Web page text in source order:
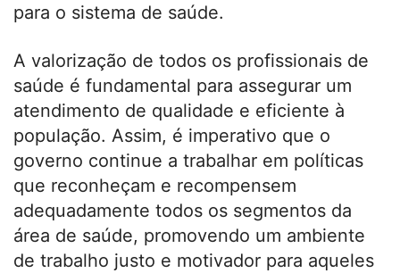
para o sistema de saúde.
A valorização de todos os profissionais de
saúde é fundamental para assegurar um
atendimento de qualidade e eficiente à
população. Assim, é imperativo que o
governo continue a trabalhar em políticas
que reconheçam e recompensem
adequadamente todos os segmentos da
área de saúde, promovendo um ambiente
de trabalho justo e motivador para aqueles